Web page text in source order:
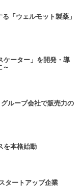
「ウェルモット製薬」
ケーター」を開発・導
～
ループ会社で販売力の
を本格始動
タートアップ企業